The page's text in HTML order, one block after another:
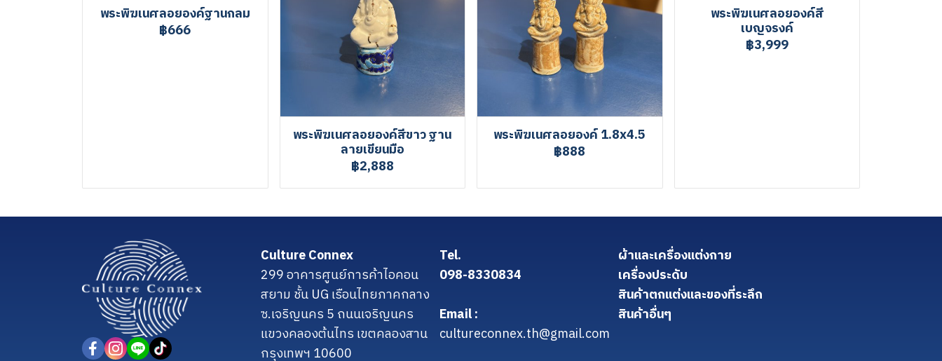
พระพิฆเนศลอยองค์ฐานกลม
฿666
พระพิฆเนศลอยองค์สีขาว ฐาน
ลายเขียนมือ
฿2,888
พระพิฆเนศลอยองค์ 1.8x4.5
฿888
พระพิฆเนศลอยองค์สี
เบญจรงค์
฿3,999
Culture Connex
299 อาคารศูนย์การค้าไอคอน
สยาม ชั้น UG เรือนไทยภาคกลาง
ซ.เจริญนคร 5 ถนนเจริญนคร
แขวงคลองต้นไทร เขตคลองสาน
กรุงเทพฯ 10600
Tel.
098-8330834
Email :
cultureconnex.th@gmail.com
ผ้าและเครื่องแต่งกาย
เครื่องประดับ
สินค้าตกแต่งและของที่ระลึก
สินค้าอื่นๆ